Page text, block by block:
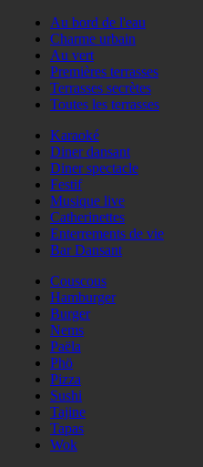
Au bord de l'eau
Charme urbain
Au vert
Premières terrasses
Terrasses secrètes
Toutes les terrasses
Karaoké
Diner dansant
Diner spectacle
Festif
Musique live
Catherinettes
Enterrements de vie
Bar Dansant
Couscous
Hamburger
Burger
Nems
Paëla
Phö
Pizza
Sushi
Tajine
Tapas
Wok